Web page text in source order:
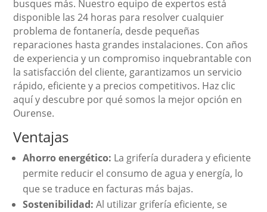
busques más. Nuestro equipo de expertos está
disponible las 24 horas para resolver cualquier
problema de fontanería, desde pequeñas
reparaciones hasta grandes instalaciones. Con años
de experiencia y un compromiso inquebrantable con
la satisfacción del cliente, garantizamos un servicio
rápido, eficiente y a precios competitivos. Haz clic
aquí y descubre por qué somos la mejor opción en
Ourense.
Ventajas
Ahorro energético: La grifería duradera y eficiente
permite reducir el consumo de agua y energía, lo
que se traduce en facturas más bajas.
Sostenibilidad: Al utilizar grifería eficiente, se